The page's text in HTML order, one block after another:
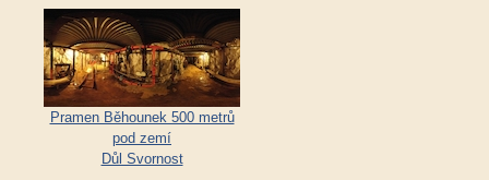
Pramen Běhounek 500 metrů
pod zemí
Důl Svornost